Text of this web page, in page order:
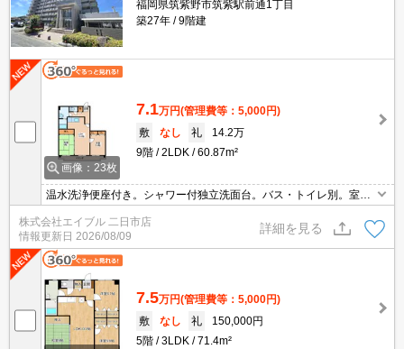
福岡県筑紫野市筑紫駅前通1丁目
築27年
9階建
画像：23枚
7.1万円(管理費等：5,000円)
敷
なし 礼
14.2万
9階
2LDK 60.87m²
温水洗浄便座付き。シャワー付独立洗面台。バス・トイレ別。室内
洗濯機置場。TVモニターホン有。
株式会社エイブル 二日市店
情報更新日 2026/08/09
詳細を見る
7.5万円(管理費等：5,000円)
敷
なし 礼
150,000円
5階
3LDK 71.4m²